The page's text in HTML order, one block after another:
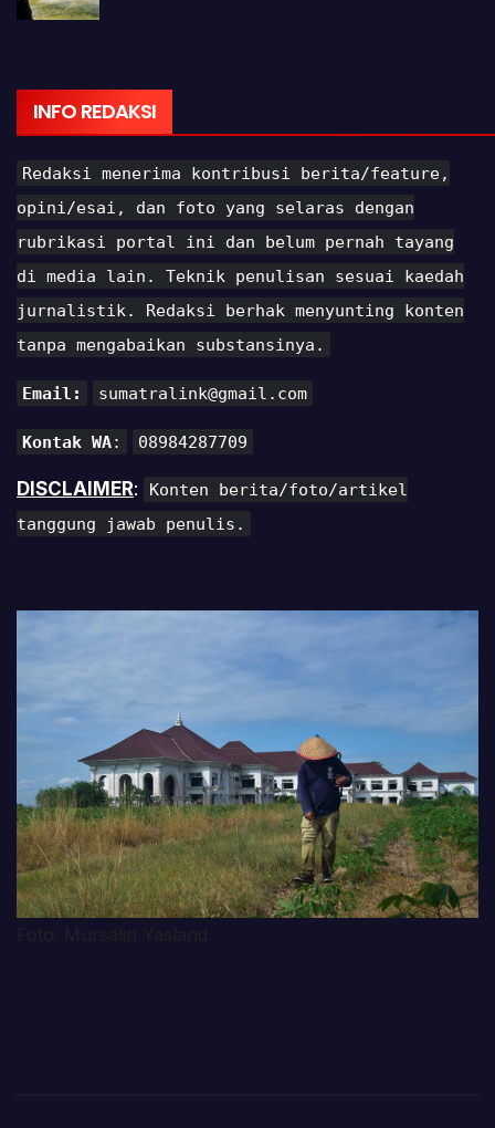
INFO REDAKSI
Redaksi menerima kontribusi berita/feature,
opini/esai, dan foto yang selaras dengan
rubrikasi portal ini dan belum pernah tayang
di media lain. Teknik penulisan sesuai kaedah
jurnalistik. Redaksi berhak menyunting konten
tanpa mengabaikan substansinya.
Email: sumatralink@gmail.com
Kontak WA: 08984287709
DISCLAIMER:
Konten berita/foto/artikel
tanggung jawab penulis.